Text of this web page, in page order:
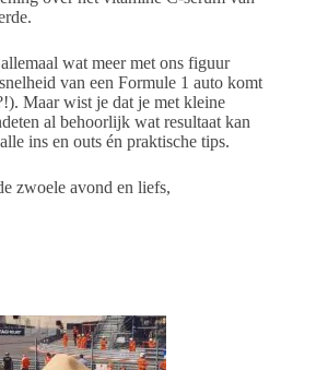
wat meer met ons figuur
van een Formule 1 auto komt
Maar wist je dat je met kleine
al behoorlijk wat resultaat kan
ins en outs én praktische tips.
zwoele avond en liefs,